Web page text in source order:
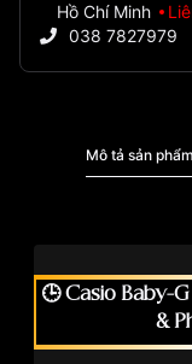
Hồ Chí Minh
038 7827979
Mô tả sản phẩm
🕒 Casio Baby-
&